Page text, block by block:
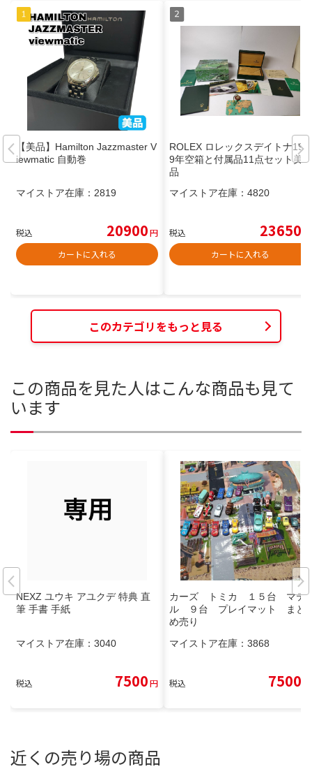
【美品】Hamilton Jazzmaster V
iewmatic 自動巻
マイストア在庫： 2819
税込 20900円
カートに入れる
ROLEX ロレックスデイトナ199
9年空箱と付属品11点セット美
品
マイストア在庫： 4820
税込 23650
カートに入れる
このカテゴリをもっと見る
この商品を見た人はこんな商品も見て
います
NEXZ ユウキ アユクデ 特典 直
筆 手書 手紙
マイストア在庫： 3040
税込 7500円
カーズ トミカ １５台 マテ
ル ９台 プレイマット まと
め売り
マイストア在庫： 3868
税込 7500
近くの売り場の商品